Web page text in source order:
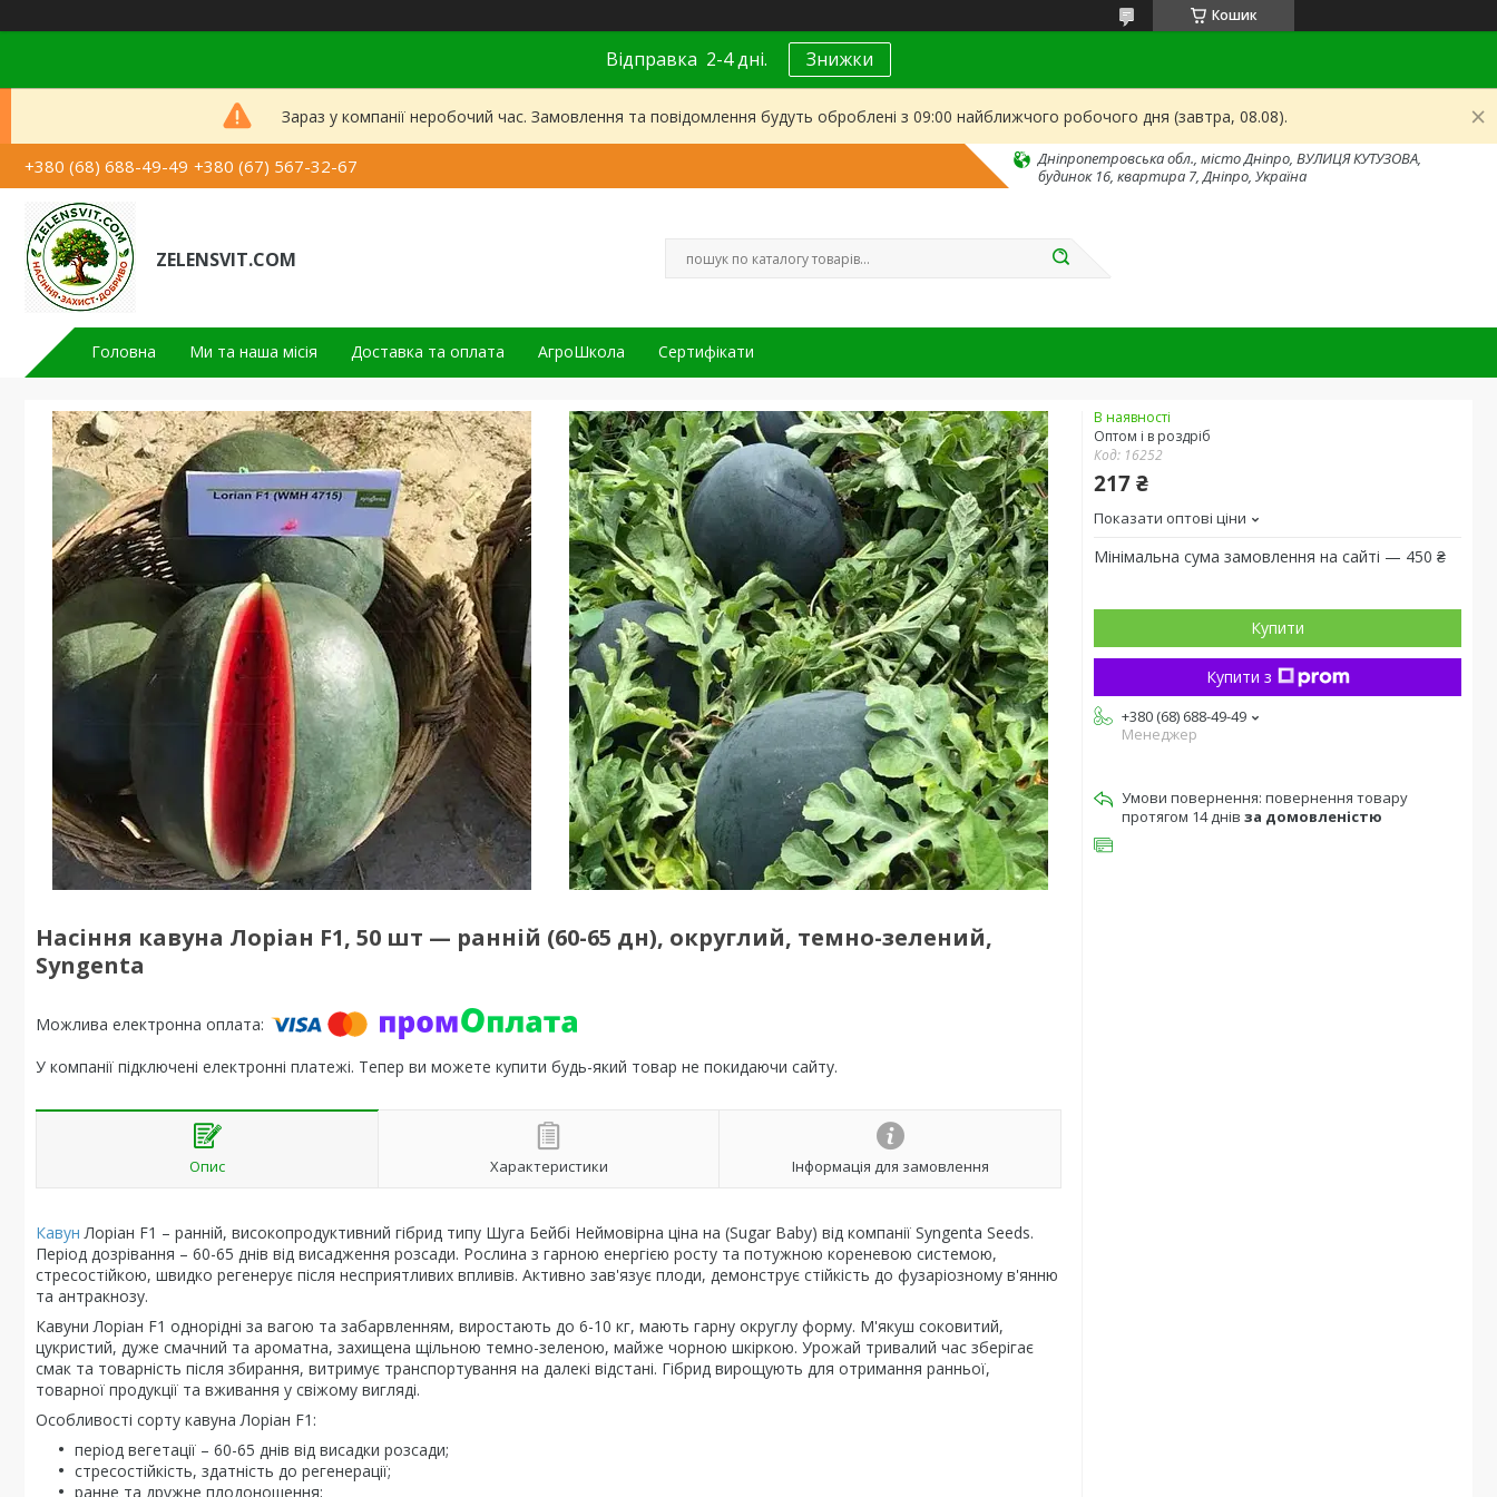
Кошик
Відправка 2-4 дні. Знижки
Зараз у компанії неробочий час. Замовлення та повідомлення будуть оброблені з 09:00 найближчого робочого дня (завтра, 08.08).
+380 (68) 688-49-49 +380 (67) 567-32-67
Дніпропетровська обл., місто Дніпро, ВУЛИЦЯ КУТУЗОВА,
будинок 16, квартира 7, Дніпро, Україна
ZELENSVIT.COM
Головна Ми та наша місія Доставка та оплата АгроШкола Сертифікати
Насіння кавуна Лоріан F1, 50 шт — ранній (60-65 дн), округлий, темно-зелений,
Syngenta
У компанії підключені електронні платежі. Тепер ви можете купити будь-який товар не покидаючи сайту.
Опис Характеристики Інформація для замовлення
Кавун Лоріан F1 – ранній, високопродуктивний гібрид типу Шуга Бейбі Неймовірна ціна на (Sugar Baby) від компанії Syngenta Seeds.
Період дозрівання – 60-65 днів від висадження розсади. Рослина з гарною енергією росту та потужною кореневою системою,
стресостійкою, швидко регенерує після несприятливих впливів. Активно зав'язує плоди, демонструє стійкість до фузаріозному в'янню
та антракнозу.
Кавуни Лоріан F1 однорідні за вагою та забарвленням, виростають до 6-10 кг, мають гарну округлу форму. М'якуш соковитий,
цукристий, дуже смачний та ароматна, захищена щільною темно-зеленою, майже чорною шкіркою. Урожай тривалий час зберігає
смак та товарність після збирання, витримує транспортування на далекі відстані. Гібрид вирощують для отримання ранньої,
товарної продукції та вживання у свіжому вигляді.
Особливості сорту кавуна Лоріан F1:
період вегетації – 60-65 днів від висадки розсади;
стресостійкість, здатність до регенерації;
ранне та дружне плодоношення;
В наявності
Оптом і в роздріб
Код: 16252
217 ₴
Показати оптові ціни
Мінімальна сума замовлення на сайті — 450 ₴
Купити
Купити з
+380 (68) 688-49-49
Менеджер
повернення товару
протягом 14 днів за домовленістю